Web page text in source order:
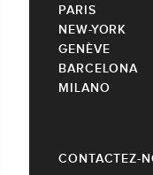
CONTACTEZ-
PARIS
NEW-YORK
GENÈVE
BARCELONA
MILANO